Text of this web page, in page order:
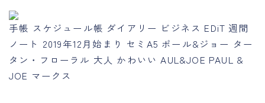
手帳 スケジュール帳 ダイアリー ビジネス EDiT 週間
ノート 2019年12月始まり セミA5 ポール&ジョー ター
タン・フローラル 大人 かわいい AUL&JOE PAUL &
JOE マークス